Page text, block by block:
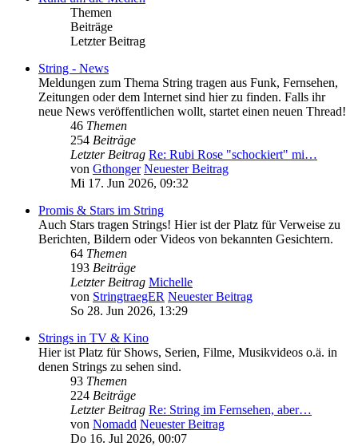
Themen
Beiträge
Letzter Beitrag
String - News
Meldungen zum Thema String tragen aus Funk, Fernsehen,
Zeitungen oder dem Internet sind hier zu finden. Falls ihr
neue News veröffentlichen wollt, startet einen neuen Thread!
46 Themen
254 Beiträge
Letzter Beitrag Re: Rubi Rose "schockiert" mi…
von Gthonger Neuester Beitrag
Mi 17. Jun 2026, 09:32
Promis & Stars im String
Auch Stars tragen Strings! Hier ist der Platz für Verweise zu
Berichten, Bildern oder Videos von bekannten Gesichtern.
64 Themen
193 Beiträge
Letzter Beitrag Michelle
von StringtraegER Neuester Beitrag
So 28. Jun 2026, 13:29
Strings in TV & Kino
Hier ist Platz für Shows, Serien, Filme, Musikvideos o.ä. in
denen Strings zu sehen sind.
93 Themen
224 Beiträge
Letzter Beitrag Re: String im Fernsehen, aber…
von Nomadd Neuester Beitrag
Do 16. Jul 2026, 00:07